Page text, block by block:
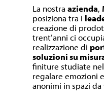
La nostraazienda,
posiziona tra i
creazione di
trent’anni ci
realizzazione di
soluzioni su
finiture studiate
regalare emozioni
anonimi in spazi da